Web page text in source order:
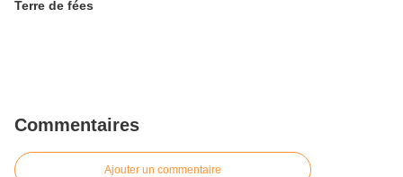
Terre de fées
Commentaires
Ajouter un commentaire